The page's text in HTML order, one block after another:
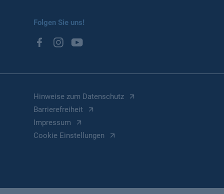
Folgen Sie uns!
Hinweise zum Datenschutz
Barrierefreiheit
Impressum
Cookie Einstellungen